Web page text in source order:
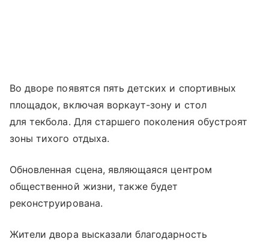
Во дворе появятся пять детских и спортивных
площадок, включая воркаут-зону и стол
для текбола. Для старшего поколения обустроят
зоны тихого отдыха.
Обновленная сцена, являющаяся центром
общественной жизни, также будет
реконструирована.
Жители двора высказали благодарность